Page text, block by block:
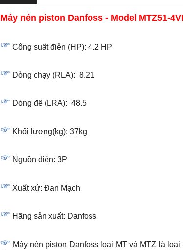
Máy nén piston Danfoss - Model MTZ51-4VI
Công suất điện (HP): 4.2 HP
Dòng chạy (RLA): 8.21
Dòng đề (LRA): 48.5
Khối lượng(kg): 37kg
Nguồn điện: 3P
Xuất xứ: Đan Mạch
Hãng sản xuất: Danfoss
Máy nén piston Danfoss loại MT và MTZ là